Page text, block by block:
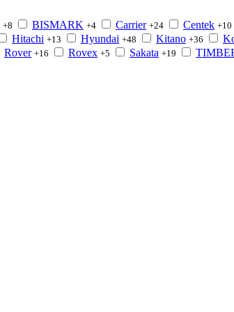
+8 BISMARK +4 Carrier +24 Centek +10
Hitachi +13 Hyundai +48 Kitano +36
Rover +16 Rovex +5 Sakata +19